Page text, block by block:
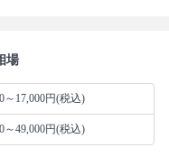
場
～17,000円(税込)
～49,000円(税込)